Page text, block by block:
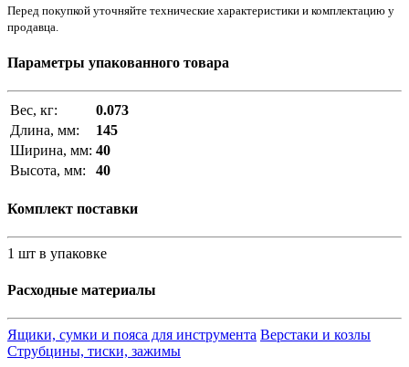
Перед покупкой уточняйте технические характеристики и комплектацию у
продавца.
Параметры упакованного товара
Вес, кг:
0.073
Длина, мм:
145
Ширина, мм: 40
Высота, мм:
40
Комплект поставки
1 шт в упаковке
Расходные материалы
Ящики, сумки и пояса для инструмента Верстаки и козлы
Струбцины, тиски, зажимы